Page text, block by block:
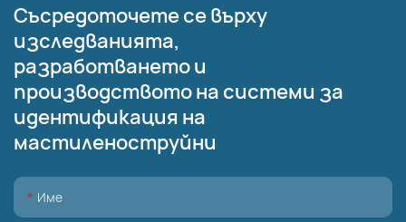
Съсредоточете се върху
изследванията,
разработването и
производството на системи за
идентификация на
мастиленоструйни
Име